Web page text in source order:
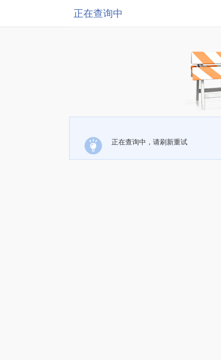
正在查询中
正在查询中，请刷新重试